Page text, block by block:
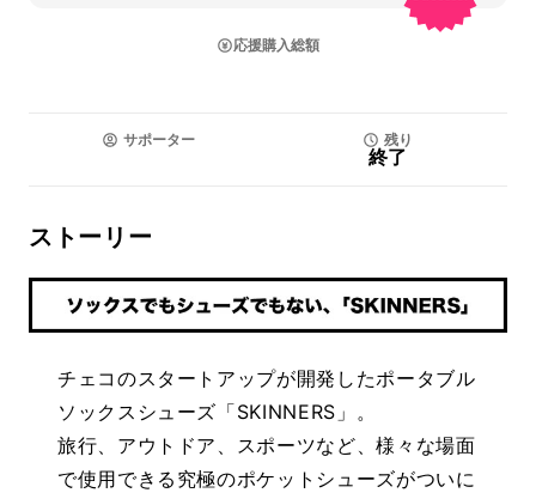
応援購入総額
サポーター 残り
終了
ストーリー
チェコのスタートアップが開発したポータブル
ソックスシューズ「SKINNERS」。
旅行、アウトドア、スポーツなど、様々な場面
で使用できる究極のポケットシューズがついに